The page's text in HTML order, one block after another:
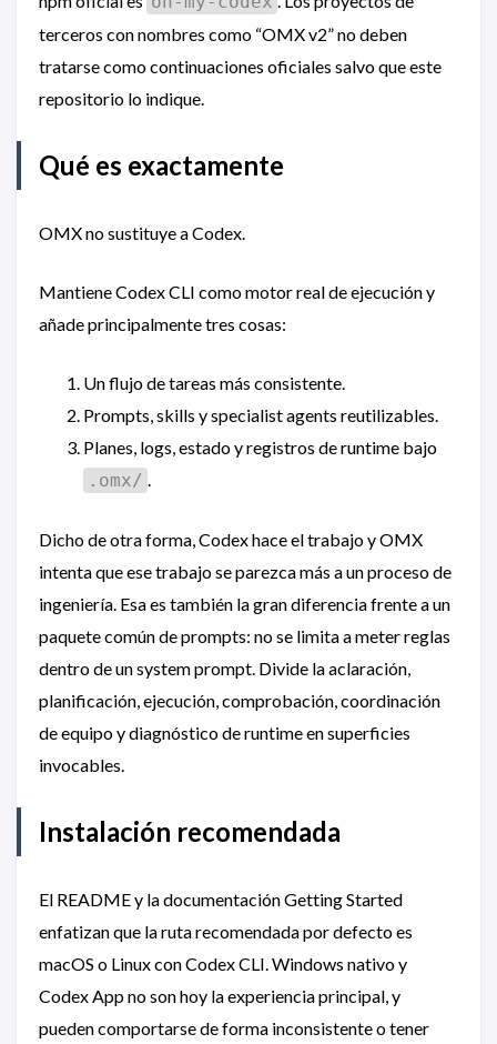
terceros con nombres como “OMX v2” no deben
tratarse como continuaciones oficiales salvo que este
repositorio lo indique.
Qué es exactamente
OMX no sustituye a Codex.
Mantiene Codex CLI como motor real de ejecución y
añade principalmente tres cosas:
Un flujo de tareas más consistente.
Prompts, skills y specialist agents reutilizables.
Planes, logs, estado y registros de runtime bajo
.omx/ .
Dicho de otra forma, Codex hace el trabajo y OMX
intenta que ese trabajo se parezca más a un proceso de
ingeniería. Esa es también la gran diferencia frente a un
paquete común de prompts: no se limita a meter reglas
dentro de un system prompt. Divide la aclaración,
planificación, ejecución, comprobación, coordinación
de equipo y diagnóstico de runtime en superficies
invocables.
Instalación recomendada
El README y la documentación Getting Started
enfatizan que la ruta recomendada por defecto es
macOS o Linux con Codex CLI. Windows nativo y
Codex App no son hoy la experiencia principal, y
pueden comportarse de forma inconsistente o tener